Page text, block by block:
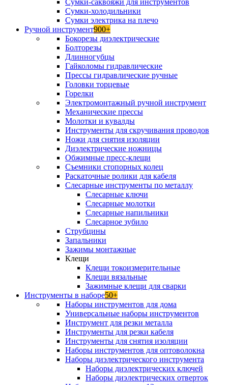
Сумки-саквояжи для инструментов
Сумки-холодильники
Сумки электрика на плечо
Ручной инструмент900+
Бокорезы диэлектрические
Болторезы
Длинногубцы
Гайколомы гидравлические
Прессы гидравлические ручные
Головки торцевые
Горелки
Электромонтажный ручной инструмент
Механические прессы
Молотки и кувалды
Инструменты для скручивания проводов
Ножи для снятия изоляции
Диэлектрические ножницы
Обжимные пресс-клещи
Съемники стопорных колец
Раскаточные ролики для кабеля
Слесарные инструменты по металлу
Слесарные ключи
Слесарные молотки
Слесарные напильники
Слесарное зубило
Струбцины
Запальники
Зажимы монтажные
Клещи
Клещи токоизмерительные
Клещи вязальные
Зажимные клещи для сварки
Инструменты в наборе50+
Наборы инструментов для дома
Универсальные наборы инструментов
Инструмент для резки металла
Инструменты для резки кабеля
Инструменты для снятия изоляции
Наборы инструментов для оптоволокна
Наборы диэлектрического инструмента
Наборы диэлектрических ключей
Наборы диэлектрических отверток